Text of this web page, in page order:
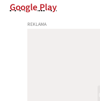
Google Play